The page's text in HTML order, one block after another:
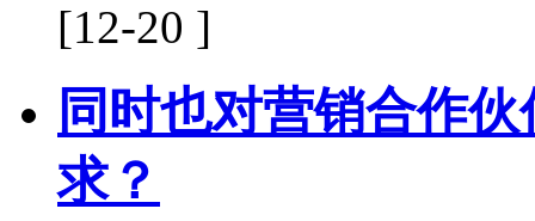
[12-20 ]
同时也对营销合作
求？